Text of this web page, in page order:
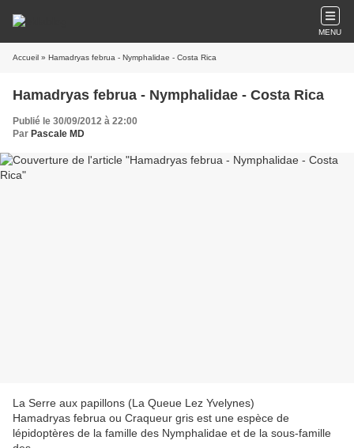
MENU
Accueil » Hamadryas februa - Nymphalidae - Costa Rica
Hamadryas februa - Nymphalidae - Costa Rica
Publié le 30/09/2012 à 22:00
Par Pascale MD
La Serre aux papillons (La Queue Lez Yvelynes)
Hamadryas februa ou Craqueur gris est une espèce de
lépidoptères de la famille des Nymphalidae et de la sous-famille